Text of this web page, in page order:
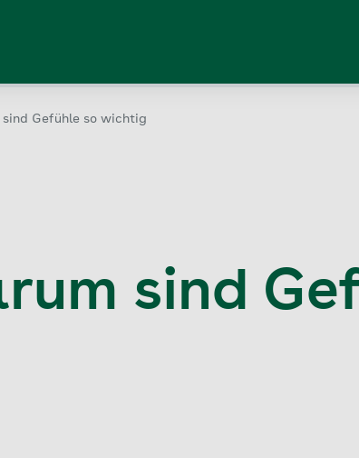
Gefühle so wichtig
sind